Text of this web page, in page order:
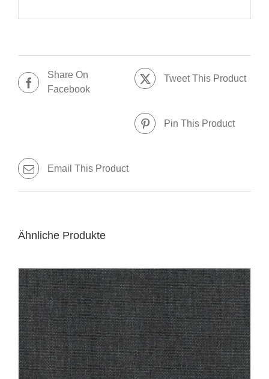
Share On
Facebook
Tweet This Product
Pin This Product
Email This Product
Ähnliche Produkte